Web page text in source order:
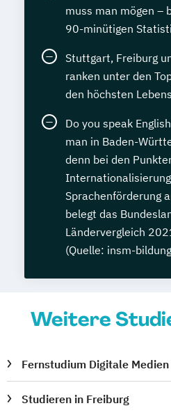
muss man mögen –
90-minütigen
Stuttgart, Freiburg
ranken unter den
den höchsten
Do you speak
man in Baden-
denn bei den
Sprachenförderung
belegt das
Ländervergleich
(Quelle: insm-
Weitere
Fernstudium Digitale
Studieren in Freiburg